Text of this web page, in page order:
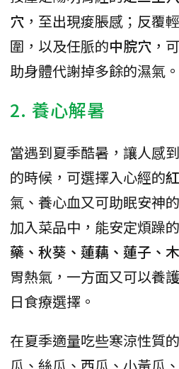
穴 ，至出現痠脹感；反覆
圍，以及任脈的中脘穴 ，
助身體代謝掉多餘的濕氣。
2. 養心解暑
當遇到夏季酷暑，讓人感
的時候，可選擇入心經的
氣、養心血又可助眠安
加入菜品中，能安定煩躁
藥、秋葵、蓮藕、蓮子、
胃熱氣，一方面又可以養
日食療選擇。
在夏季適量吃些寒涼性質